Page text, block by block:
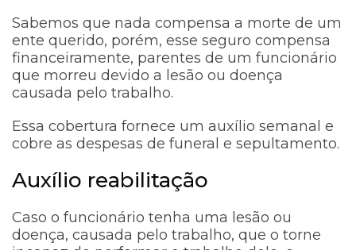
Sabemos que nada compensa a morte de um
ente querido, porém, esse seguro compensa
financeiramente, parentes de um funcionário
que morreu devido a lesão ou doença
causada pelo trabalho.
Essa cobertura fornece um auxílio semanal e
cobre as despesas de funeral e sepultamento.
Auxílio reabilitação
Caso o funcionário tenha uma lesão ou
doença, causada pelo trabalho, que o torne